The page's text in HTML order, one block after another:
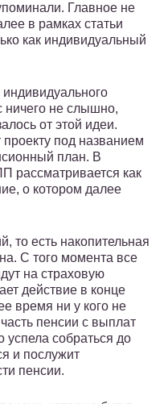
Главное не
в рамках статьи
как индивидуальный
ничего не слышно,
от этой идеи.
под названием
план. В
рассматривается как
о котором далее
то есть накопительная
С того момента все
на страховую
действие в конце
время ни у кого не
пенсии с выплат
успела собраться до
и послужит
пенсии.